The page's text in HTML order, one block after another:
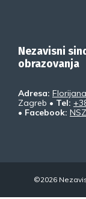
Nezavisni
obrazovanja
Adresa:
Zagreb • Tel:
• Facebook:
©2026